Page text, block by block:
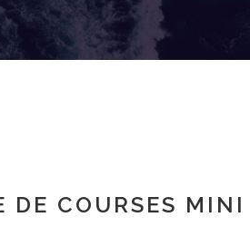
DE COURSES MINI